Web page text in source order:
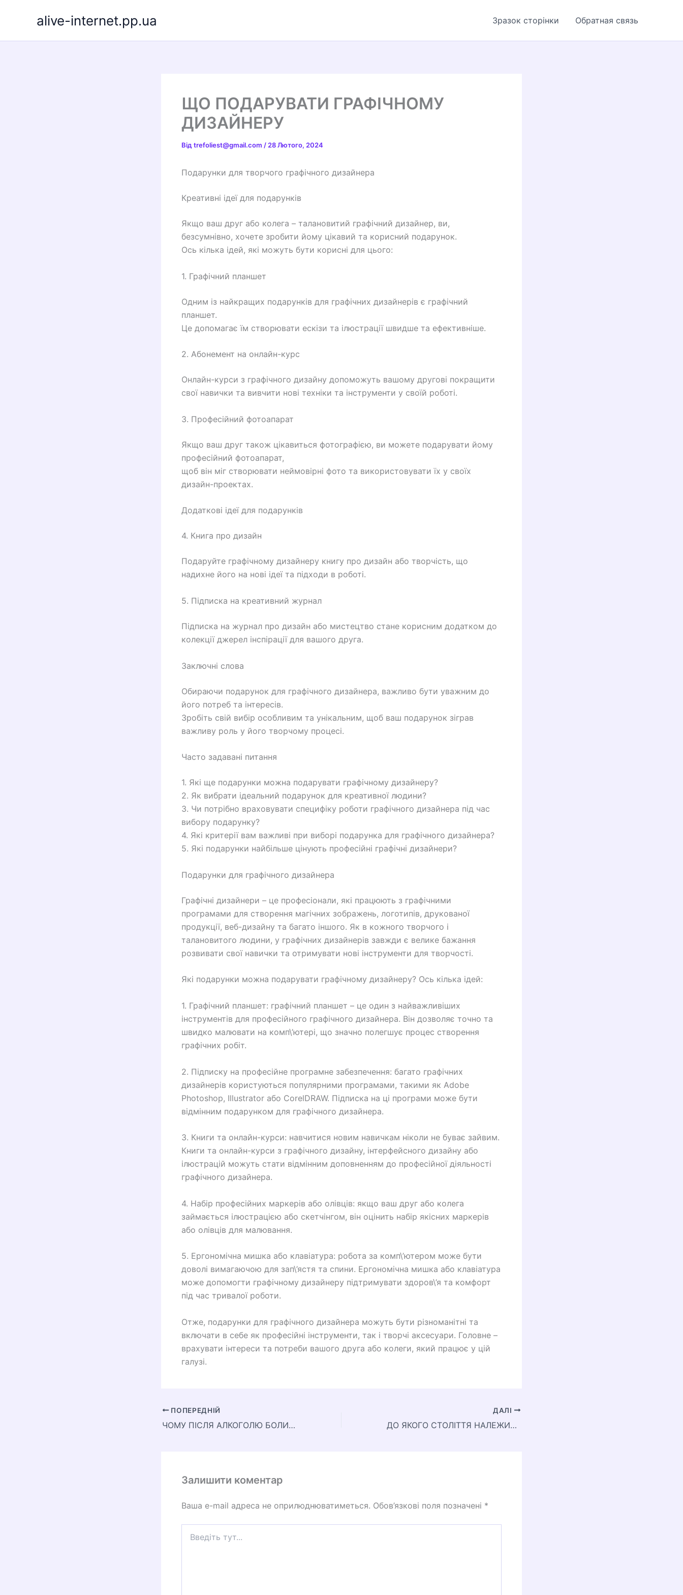
alive-internet.pp.ua Зразок сторінки Обратная связь
ЩО ПОДАРУВАТИ ГРАФІЧНОМУ
ДИЗАЙНЕРУ
Від trefoliest@gmail.com / 28 Лютого, 2024
Подарунки для творчого графічного дизайнера
Креативні ідеї для подарунків
Якщо ваш друг або колега – талановитий графічний дизайнер, ви,
безсумнівно, хочете зробити йому цікавий та корисний подарунок.
Ось кілька ідей, які можуть бути корисні для цього:
1. Графічний планшет
Одним із найкращих подарунків для графічних дизайнерів є графічний
планшет.
Це допомагає їм створювати ескізи та ілюстрації швидше та ефективніше.
2. Абонемент на онлайн-курс
Онлайн-курси з графічного дизайну допоможуть вашому другові покращити
свої навички та вивчити нові техніки та інструменти у своїй роботі.
3. Професійний фотоапарат
Якщо ваш друг також цікавиться фотографією, ви можете подарувати йому
професійний фотоапарат,
щоб він міг створювати неймовірні фото та використовувати їх у своїх
дизайн-проектах.
Додаткові ідеї для подарунків
4. Книга про дизайн
Подаруйте графічному дизайнеру книгу про дизайн або творчість, що
надихне його на нові ідеї та підходи в роботі.
5. Підписка на креативний журнал
Підписка на журнал про дизайн або мистецтво стане корисним додатком до
колекції джерел інспірації для вашого друга.
Заключні слова
Обираючи подарунок для графічного дизайнера, важливо бути уважним до
його потреб та інтересів.
Зробіть свій вибір особливим та унікальним, щоб ваш подарунок зіграв
важливу роль у його творчому процесі.
Часто задавані питання
1. Які ще подарунки можна подарувати графічному дизайнеру?
2. Як вибрати ідеальний подарунок для креативної людини?
3. Чи потрібно враховувати специфіку роботи графічного дизайнера під час
вибору подарунку?
4. Які критерії вам важливі при виборі подарунка для графічного дизайнера?
5. Які подарунки найбільше цінують професійні графічні дизайнери?
Подарунки для графічного дизайнера
Графічні дизайнери – це професіонали, які працюють з графічними
програмами для створення магічних зображень, логотипів, друкованої
продукції, веб-дизайну та багато іншого. Як в кожного творчого і
талановитого людини, у графічних дизайнерів завжди є велике бажання
розвивати свої навички та отримувати нові інструменти для творчості.
Які подарунки можна подарувати графічному дизайнеру? Ось кілька ідей:
1. Графічний планшет: графічний планшет – це один з найважливіших
інструментів для професійного графічного дизайнера. Він дозволяє точно та
швидко малювати на комп\’ютері, що значно полегшує процес створення
графічних робіт.
2. Підписку на професійне програмне забезпечення: багато графічних
дизайнерів користуються популярними програмами, такими як Adobe
Photoshop, Illustrator або CorelDRAW. Підписка на ці програми може бути
відмінним подарунком для графічного дизайнера.
3. Книги та онлайн-курси: навчитися новим навичкам ніколи не буває зайвим.
Книги та онлайн-курси з графічного дизайну, інтерфейсного дизайну або
ілюстрацій можуть стати відмінним доповненням до професійної діяльності
графічного дизайнера.
4. Набір професійних маркерів або олівців: якщо ваш друг або колега
займається ілюстрацією або скетчінгом, він оцінить набір якісних маркерів
або олівців для малювання.
5. Ергономічна мишка або клавіатура: робота за комп\’ютером може бути
доволі вимагаючою для зап\’ястя та спини. Ергономічна мишка або клавіатура
може допомогти графічному дизайнеру підтримувати здоров\’я та комфорт
під час тривалої роботи.
Отже, подарунки для графічного дизайнера можуть бути різноманітні та
включати в себе як професійні інструменти, так і творчі аксесуари. Головне –
врахувати інтереси та потреби вашого друга або колеги, який працює у цій
галузі.
ПОПЕРЕДНІЙ
ЧОМУ ПІСЛЯ АЛКОГОЛЮ БОЛИТЬ ГОЛОВА
ДАЛІ
ДО ЯКОГО СТОЛІТТЯ НАЛЕЖИТЬ 1278 РІК?
Залишити коментар
Ваша e-mail адреса не оприлюднюватиметься. Обов’язкові поля позначені *
тут...